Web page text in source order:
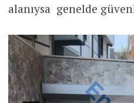
alanıysa genelde